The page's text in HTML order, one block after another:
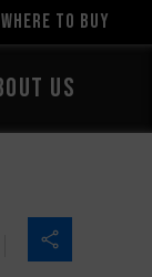
Where to Buy
US